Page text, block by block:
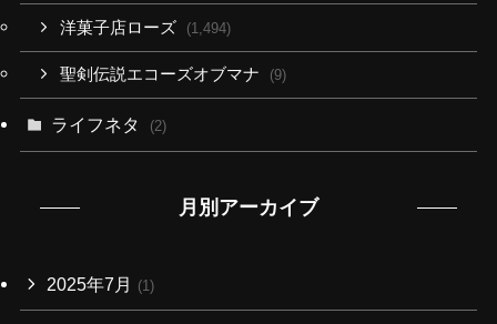
洋菓子店ローズ (1,494)
聖剣伝説エコーズオブマナ (9)
ライフネタ (2)
月別アーカイブ
2025年7月 (1)